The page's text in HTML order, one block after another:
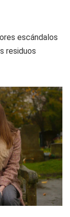
escándalos
residuos